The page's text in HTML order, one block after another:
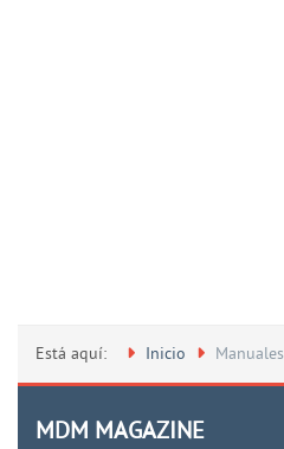
Está aquí: Inicio Manuales
MDM MAGAZINE